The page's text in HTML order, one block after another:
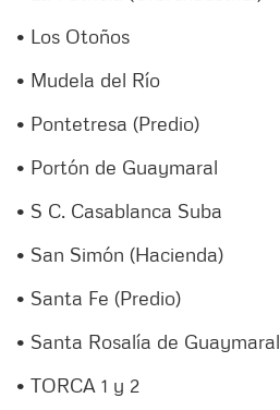
• Los Otoños
• Mudela del Río
• Pontetresa (Predio)
• Portón de Guaymaral
• S C. Casablanca Suba
• San Simón (Hacienda)
• Santa Fe (Predio)
• Santa Rosalía de Guaymaral
• TORCA 1 y 2